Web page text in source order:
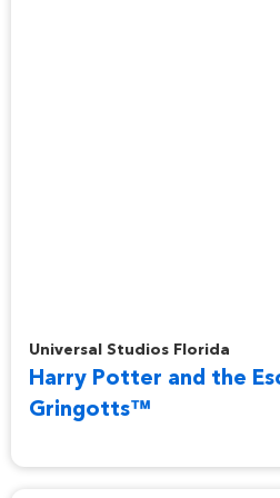
Universal Studios Florida
Harry Potter and the
Gringotts™